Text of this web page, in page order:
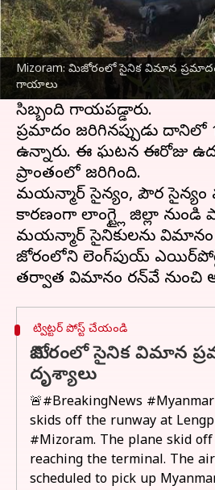
Mizoram: మిజోరంలో సైనిక విమాన
గాయాలు
ఈ వార్తాకథనం ఏంటి
మిజోరంలోని లెంగ్‌పుయ్
చేరుకోకముందేమయన్మార్
నుండి అదుపుతప్పడంతో
సిబ్బంది గాయపడ్డారు.
ప్రమాదం జరిగినప్పుడు దానిలో
ఉన్నారు. ఈ ఘటన ఈరోజు
ప్రాంతంలో జరిగింది.
మయన్మార్ సైన్యం, పౌర సైన్యం
కారణంగా లాంగ్ట్లై జిల్లా
మయన్మార్ సైనికులను విమానం
మిజోరంలోని లెంగ్‌పుయ్
ట్విట్టర్ పోస్ట్ చేయండి
మిజోరంలో సైనిక విమాన
దృశ్యాలు
🚨#BreakingNews #Myanmar
skids off the runway at
#Mizoram. The plane skid
reaching the terminal. The
scheduled to pick up